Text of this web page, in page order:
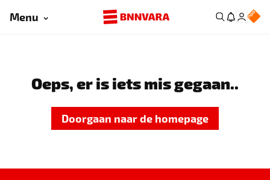
Menu
Oeps, er is iets mis gegaan..
Doorgaan naar de homepage